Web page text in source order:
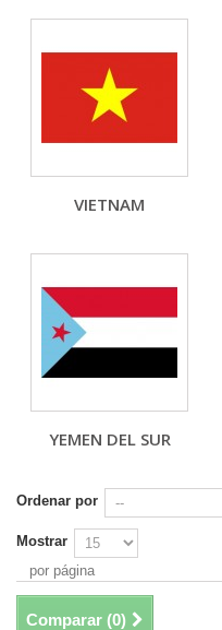
VIETNAM
YEMEN DEL SUR
Ordenar por
Mostrar
por página
Comparar (0)